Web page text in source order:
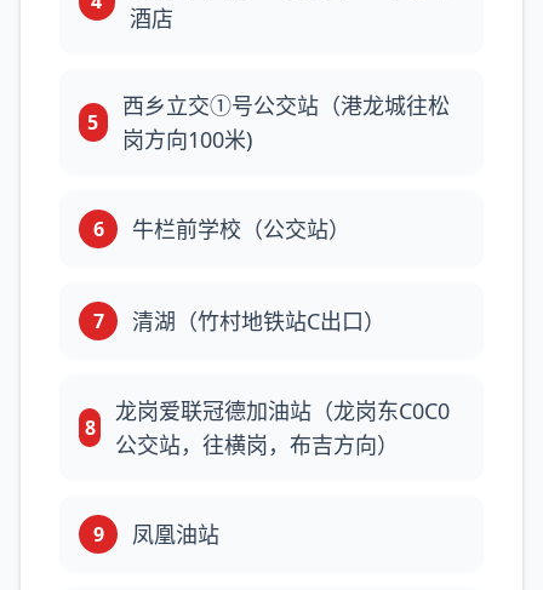
酒店
5
西乡立交①号公交站（港龙城往松
岗方向100米)
6 牛栏前学校（公交站）
7 清湖（竹村地铁站C出口）
8
龙岗爱联冠德加油站（龙岗东C0C0
公交站，往横岗，布吉方向）
9 凤凰油站